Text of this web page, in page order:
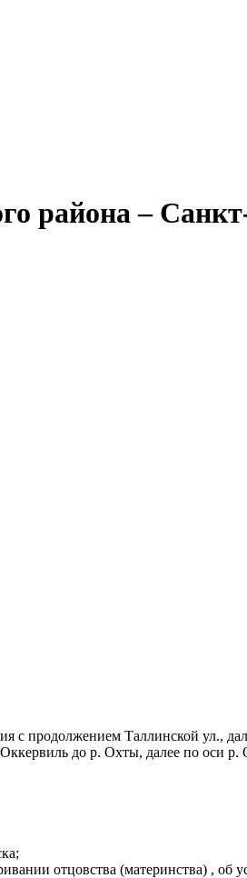
района –
с продолжением Таллинской ул.,
р. Оккервиль до р. Охты, далее
отцовства (материнства) , об